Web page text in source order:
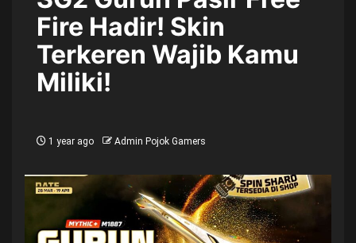
Fire Hadir! Skin
Terkeren Wajib Kamu
Miliki!
1 year ago Admin Pojok Gamers